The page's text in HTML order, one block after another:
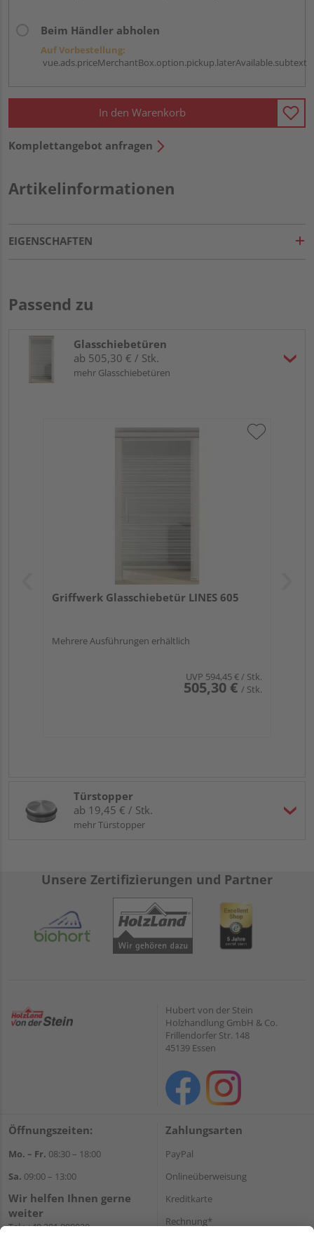
Beim Händler abholen
Auf Vorbestellung:
vue.ads.priceMerchantBox.option.pickup.laterAvailable.subtext
In den Warenkorb
Komplettangebot anfragen
Artikelinformationen
EIGENSCHAFTEN
Passend zu
Glasschiebetüren
ab 505,30 € / Stk.
mehr Glasschiebetüren
Griffwerk Glasschiebetür LINES 605
Mehrere Ausführungen erhältlich
UVP 594,45 €/ Stk.
505,30 € / Stk.
Türstopper
ab 19,45 € / Stk.
mehr Türstopper
Unsere Zertifizierungen und Partner
Hubert von der Stein
Holzhandlung GmbH & Co.
Frillendorfer Str. 148
45139 Essen
Öffnungszeiten:
Mo. – Fr. 08:30 – 18:00
Sa. 09:00 – 13:00
Wir helfen Ihnen gerne
weiter
Tel.:+49 201 898020
Zahlungsarten
PayPal
Onlineüberweisung
Kreditkarte
Rechnung*